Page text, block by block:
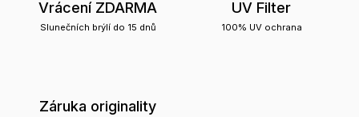
Vrácení ZDARMA
Slunečních brýlí do 15 dnů
UV Filter
100% UV ochrana
Záruka originality